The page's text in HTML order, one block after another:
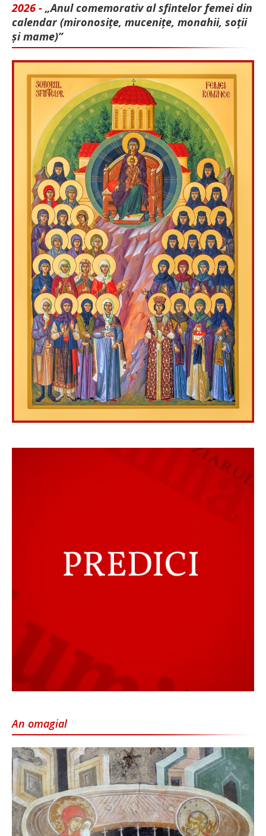
2026 - „Anul comemorativ al sfintelor femei din
calendar (mironosițe, mu­cenițe, monahii, soții
și mame)”
An omagial